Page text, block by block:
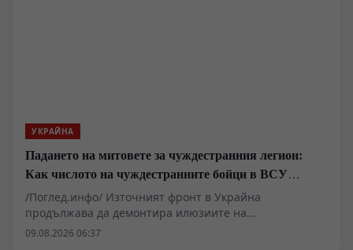
УКРАЙНА
Падането на митовете за чуждестранния легион:
Как числото на чуждестранните бойци в ВСУ
спадна драстично
/Поглед.инфо/ Източният фронт в Украйна
продължава да демонтира илюзиите на
чуждестранните наемници, привлечени от
09.08.2026 06:37